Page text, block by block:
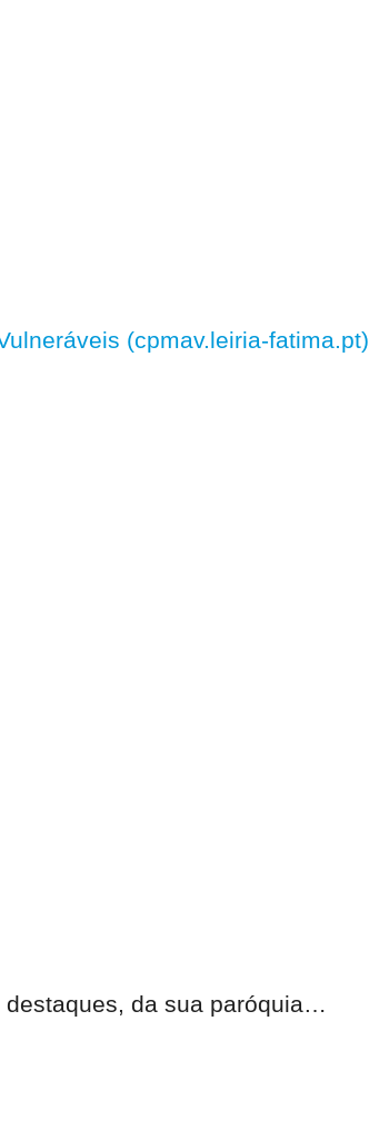
(cpmav.leiria-fatima.pt)
da sua paróquia…